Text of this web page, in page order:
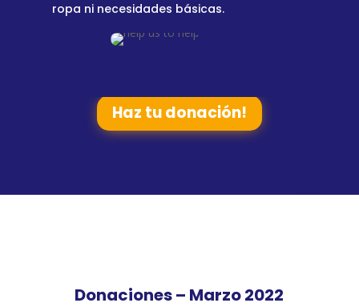
ropa ni necesidades básicas.
Haz tu donación!
Donaciones – Marzo 2022